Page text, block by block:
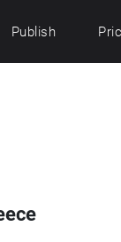
Publish